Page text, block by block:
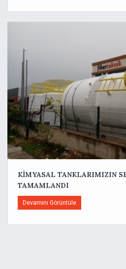
KİMYASAL TANKLARIMIZIN
TAMAMLANDI
Devamını Görüntüle